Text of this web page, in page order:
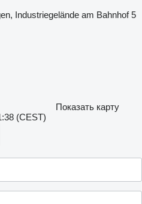
Industriegelände am Bahnhof 5
Показать карту
(CEST)